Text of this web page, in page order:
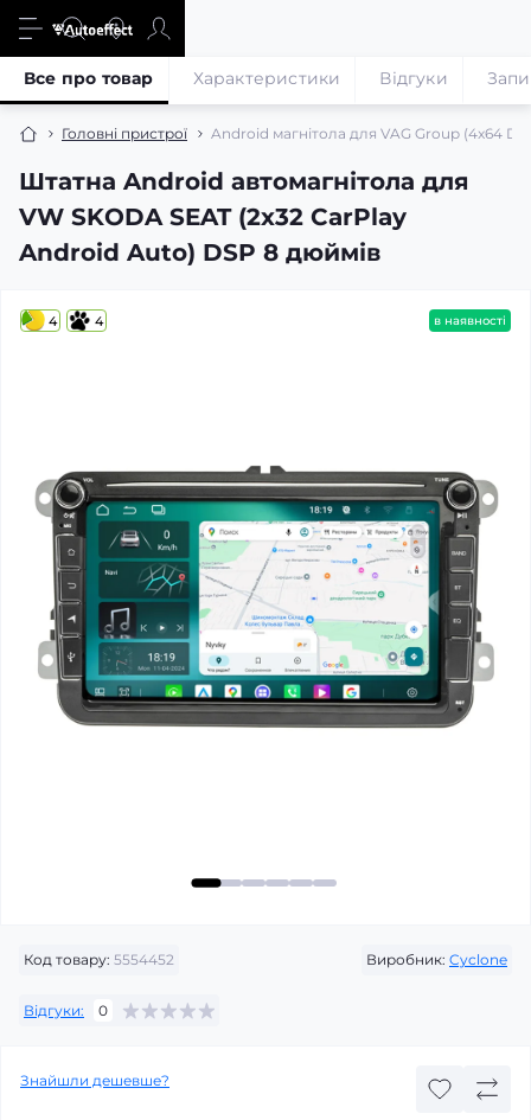
Головні пристрої Android магнітола для VAG Group (4x64
Штатна Android автомагнітола для
VW SKODA SEAT (2x32 CarPlay
Android Auto) DSP 8 дюймів
Все про товар Характеристики Відгуки
4 4 в наявності
Код товару: 5554452 Виробник: Cyclone
Відгуки: 0
Знайшли дешевше?